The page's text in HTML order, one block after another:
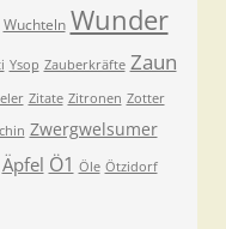
Wuchteln Wunder
Ysop Zauberkräfte Zaun
Zitate Zitronen Zotter
Zwergwelsumer
Äpfel Ö1 Öle Ötzidorf